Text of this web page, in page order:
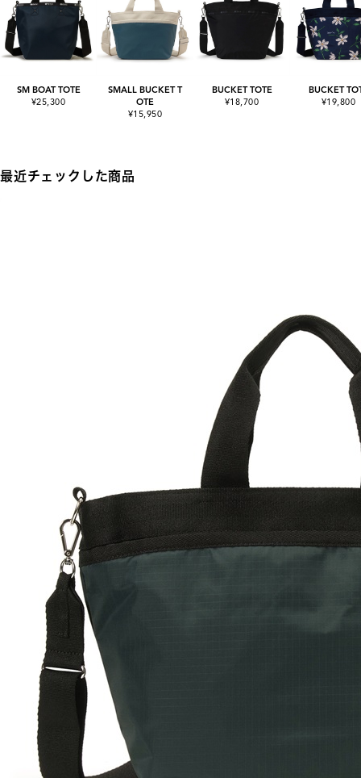
SM BOAT TOTE
¥25,300
SMALL BUCKET T
OTE
¥15,950
BUCKET TOTE
¥18,700
BUCKET
¥19,800
最近チェックした商品